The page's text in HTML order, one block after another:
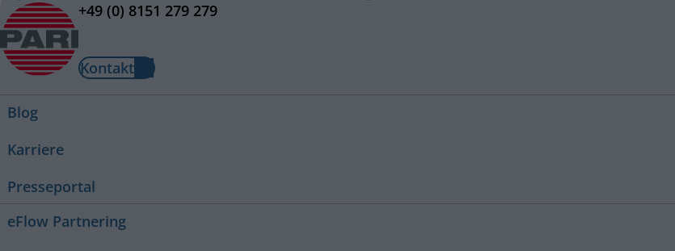
+49 (0) 8151 279 279
Kontakt
Blog
Karriere
Presseportal
eFlow Partnering